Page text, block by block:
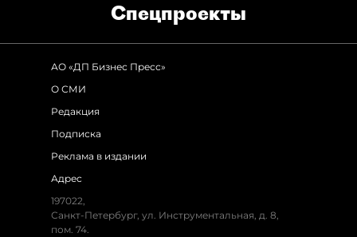
Спец­проекты
АО «ДП Бизнес Пресс»
О СМИ
Редакция
Подписка
Реклама в издании
Адрес
197022,
Санкт-Петербург, ул. Инструментальная, д. 8,
пом. 74.